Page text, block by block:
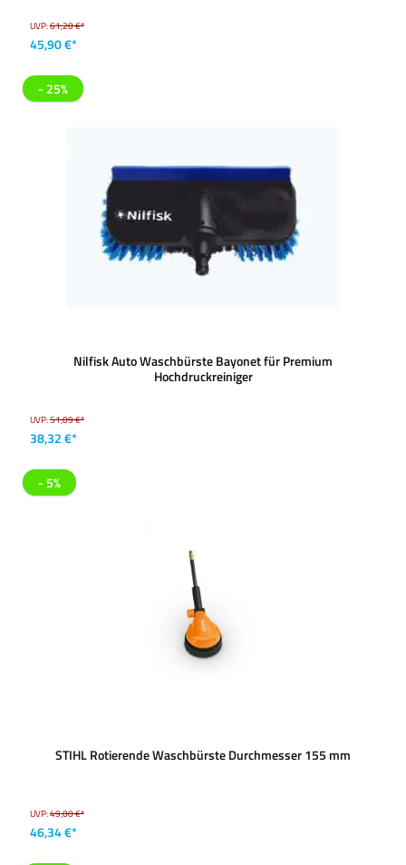
UVP:61,20 €*
45,90 €*
- 25%
Nilfisk Auto Waschbürste Bayonet für Premium
Hochdruckreiniger
UVP:51,09 €*
38,32 €*
- 5%
STIHL Rotierende Waschbürste Durchmesser 155 mm
UVP:49,00 €*
46,34 €*